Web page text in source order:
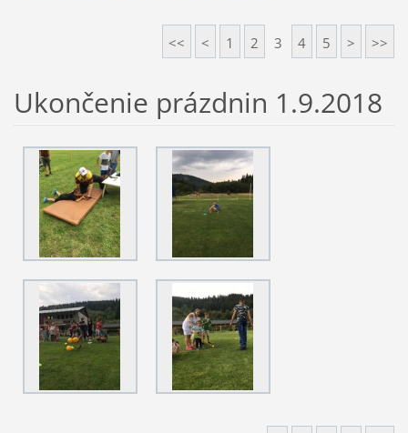
<< < 1 2 3 4 5 > >>
Ukončenie prázdnin 1.9.2018